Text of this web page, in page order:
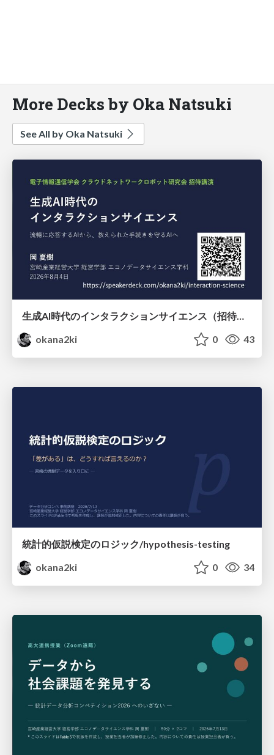
More Decks by Oka Natsuki
See All by Oka Natsuki
生成AI時代のインタラクションサイエンス（招待講演）/interaction-science
okana2ki
0 43
統計的仮説検定のロジック/hypothesis-testing
okana2ki
0 34